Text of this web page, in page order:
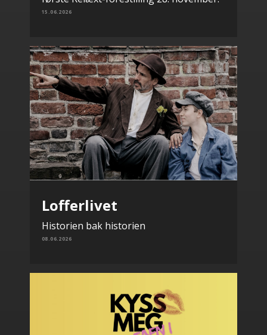
15.06.2026
Lofferlivet
Historien bak historien
08.06.2026